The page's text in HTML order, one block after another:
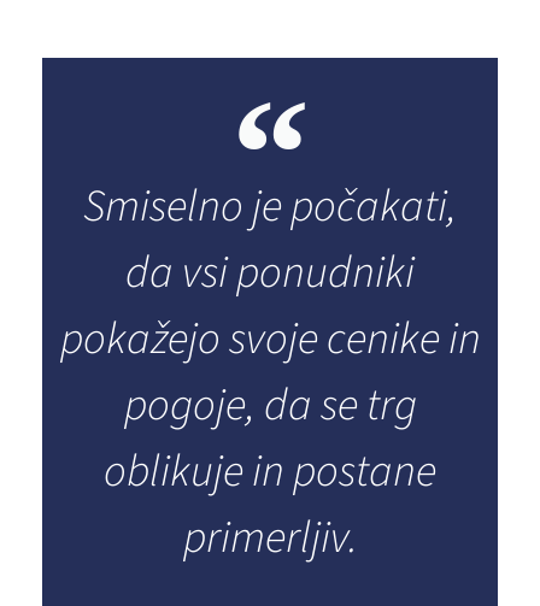
Smiselno je počakati,
da vsi ponudniki
pokažejo svoje cenike in
pogoje, da se trg
oblikuje in postane
primerljiv.